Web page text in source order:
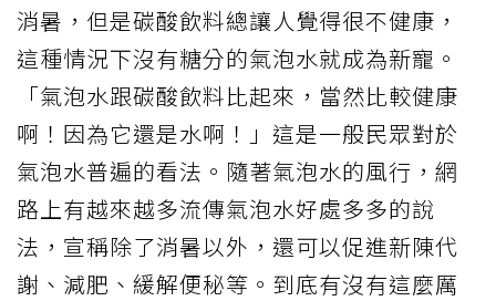
消暑，但是碳酸飲料總讓人覺得很不健康，
這種情況下沒有糖分的氣泡水就成為新寵。
「氣泡水跟碳酸飲料比起來，當然比較健康
啊！因為它還是水啊！」這是一般民眾對於
氣泡水普遍的看法。隨著氣泡水的風行，網
路上有越來越多流傳氣泡水好處多多的說
法，宣稱除了消暑以外，還可以促進新陳代
謝、減肥、緩解便秘等。到底有沒有這麼厲